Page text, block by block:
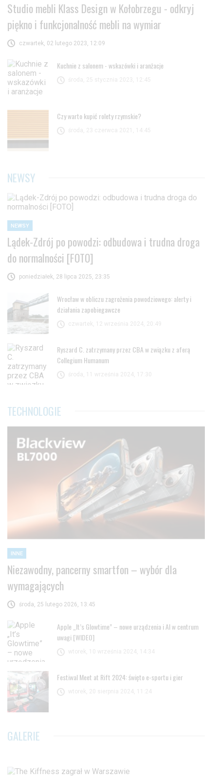
Studio mebli Klass Design w Kołobrzegu - odkryj
piękno i funkcjonalność mebli na wymiar
czwartek, 02 lutego 2023, 12:09
Kuchnie z salonem - wskazówki i aranżacje
środa, 25 stycznia 2023, 12:45
Czy warto kupić rolety rzymskie?
środa, 23 czerwca 2021, 14:45
NEWSY
NEWSY
Lądek-Zdrój po powodzi: odbudowa i trudna droga
do normalności [FOTO]
poniedziałek, 28 lipca 2025, 23:35
Wrocław w obliczu zagrożenia powodziowego: alerty i
działania zapobiegawcze
czwartek, 12 września 2024, 20:49
Ryszard C. zatrzymany przez CBA w związku z aferą
Collegium Humanum
środa, 11 września 2024, 17:30
TECHNOLOGIE
INNE
Niezawodny, pancerny smartfon – wybór dla
wymagających
środa, 25 lutego 2026, 13:45
Apple „It’s Glowtime” – nowe urządzenia i AI w centrum
uwagi [WIDEO]
wtorek, 10 września 2024, 14:34
Festiwal Meet at Rift 2024: święto e-sportu i gier
wtorek, 20 sierpnia 2024, 11:24
GALERIE